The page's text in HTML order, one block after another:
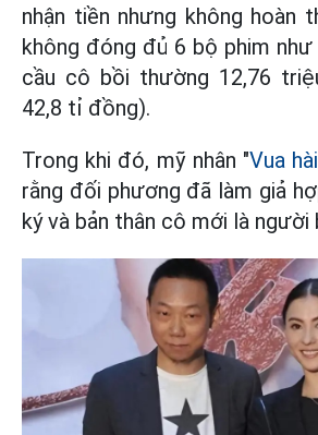
nhận tiền nhưng không hoàn
không đóng đủ 6 bộ phim
cầu cô bồi thường 12,76
42,8 tỉ đồng).
Trong khi đó, mỹ nhân "Vua
rằng đối phương đã làm giả
ký và bản thân cô mới là người